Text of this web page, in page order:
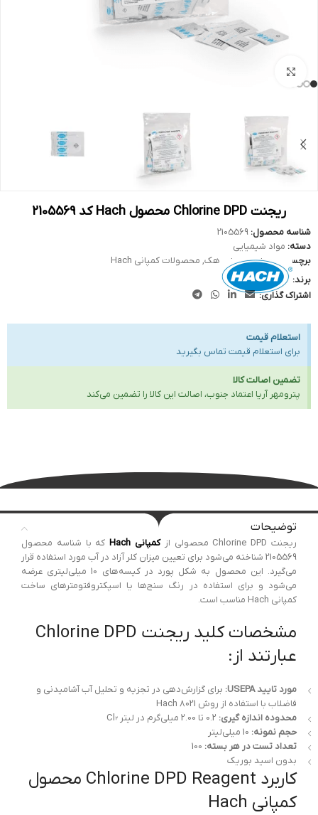
ریجنت Chlorine DPD محصول Hach کد 2105569
شناسه محصول: 2105569
دسته: مواد شیمیایی
برچسب:
ریجنت,ریجنت هک, محصولات کمپانی Hach
برند:
اشتراک گذاری:
استعلام قیمت
برای استعلام قیمت تماس بگیرید
تضمین اصالت کالا
پترومهر آریا اعتماد جنوب، اصالت این کالا را تضمین می‌کند
توضیحات
ریجنت Chlorine DPD محصولی از کمپانی Hach
که با شناسه محصول
2105569 شناخته می‌شود برای تعیین میزان کلر آزاد در آب مورد استفاده قرار
می‌گیرد. این محصول به شکل پورد در کیسه‌های 10 میلی‌لیتری عرضه
می‌شود و برای استفاده در رنگ سنج‌ها یا اسپکتروفتومترهای ساخت
کمپانی Hach مناسب است.
مشخصات کلید ریجنت Chlorine DPD
عبارتند از:
مورد تایید USEPA:
برای گزارش‌دهی در تجزیه و تحلیل آب آشامیدنی و
فاضلاب با استفاده از روش Hach 8021
محدوده اندازه گیری:
حجم نمونه:
تعداد تست در هر بسته: 100
بدون اسید بوریک
کاربرد Chlorine DPD Reagent محصول
کمپانی Hach